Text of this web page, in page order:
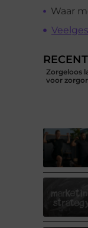
Zorgeloos
voor